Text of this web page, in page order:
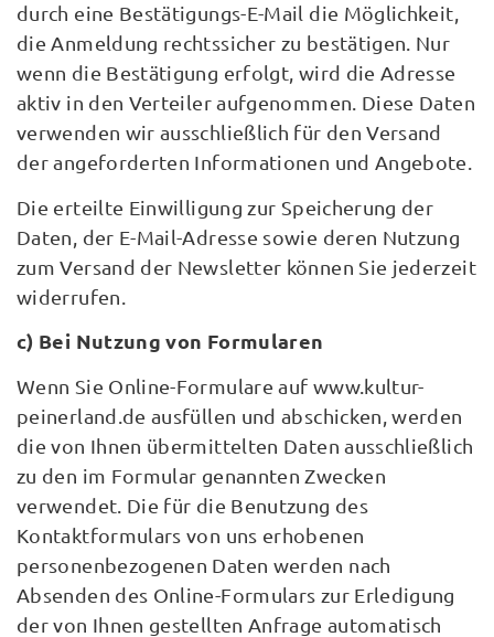
durch eine Bestätigungs-E-Mail die Möglichkeit,
die Anmeldung rechtssicher zu bestätigen. Nur
wenn die Bestätigung erfolgt, wird die Adresse
aktiv in den Verteiler aufgenommen. Diese Daten
verwenden wir ausschließlich für den Versand
der angeforderten Informationen und Angebote.
Die erteilte Einwilligung zur Speicherung der
Daten, der E-Mail-Adresse sowie deren Nutzung
zum Versand der Newsletter können Sie jederzeit
widerrufen.
c) Bei Nutzung von Formularen
Wenn Sie Online-Formulare auf www.kultur-
peinerland.de ausfüllen und abschicken, werden
die von Ihnen übermittelten Daten ausschließlich
zu den im Formular genannten Zwecken
verwendet. Die für die Benutzung des
Kontaktformulars von uns erhobenen
personenbezogenen Daten werden nach
Absenden des Online-Formulars zur Erledigung
der von Ihnen gestellten Anfrage automatisch